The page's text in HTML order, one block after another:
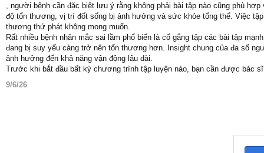
, người bệnh cần đặc biệt lưu ý rằng không phải bài tập nào cũng phù
độ tổn thương, vị trí đốt sống bị ảnh hưởng và sức khỏe tổng thể. Việc
thương thứ phát không mong muốn.
Rất nhiều bệnh nhân mắc sai lầm phổ biến là cố gắng tập các bài tập
đang bị suy yếu càng trở nên tổn thương hơn. Insight chung của đa số
ảnh hưởng đến khả năng vận động lâu dài.
Trước khi bắt đầu bất kỳ chương trình tập luyện nào, bạn cần được bác
9/6/26